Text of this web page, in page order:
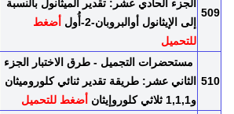
509
الجزء الحادي عشر: تقدير الميثانول بالنسبة
إلى الإيثانول أوالبروبان-2-أُول
أضغط
للتحميل
510
مستحضرات التجميل - طرق الاختبار الجزء
الثاني عشر: طريقة تقدير ثنائي كلوروميثان
و1,1,1 ثلاثي كلوروإيثان
أضغط للتحميل